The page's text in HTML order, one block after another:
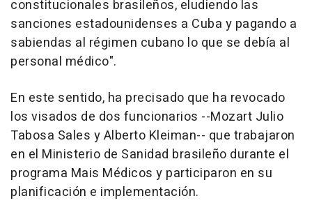
constitucionales brasileños, eludiendo las
sanciones estadounidenses a Cuba y pagando a
sabiendas al régimen cubano lo que se debía al
personal médico".
En este sentido, ha precisado que ha revocado
los visados de dos funcionarios --Mozart Julio
Tabosa Sales y Alberto Kleiman-- que trabajaron
en el Ministerio de Sanidad brasileño durante el
programa Mais Médicos y participaron en su
planificación e implementación.